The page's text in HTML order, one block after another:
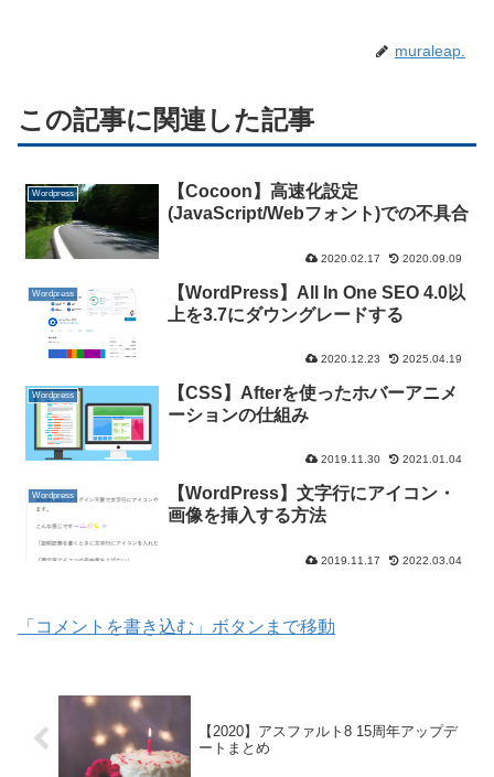
muraleap.
この記事に関連した記事
Wordpress
【Cocoon】高速化設定
(JavaScript/Webフォント)での不具合
2020.02.17 2020.09.09
Wordpress
【WordPress】All In One SEO 4.0以
上を3.7にダウングレードする
2020.12.23 2025.04.19
Wordpress
【CSS】Afterを使ったホバーアニメ
ーションの仕組み
2019.11.30 2021.01.04
Wordpress
【WordPress】文字行にアイコン・
画像を挿入する方法
2019.11.17 2022.03.04
「コメントを書き込む」ボタンまで移動
【2020】アスファルト8 15周年アップデ
ートまとめ